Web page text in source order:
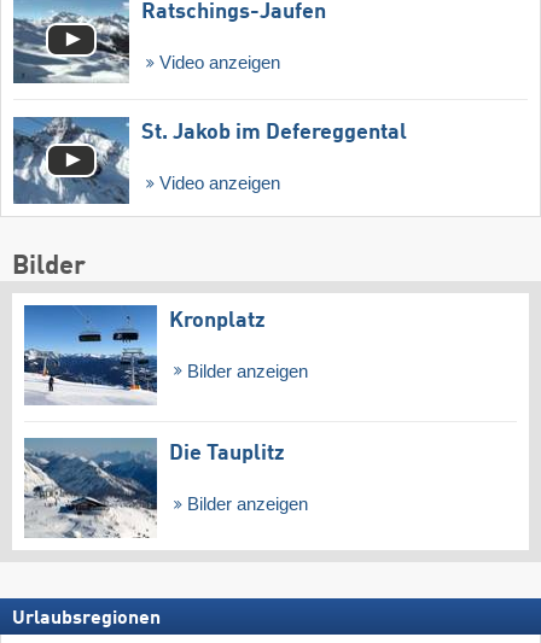
Ratschings-Jaufen
Video anzeigen
St. Jakob im Defereggental
Video anzeigen
Bilder
Kronplatz
Bilder anzeigen
Die Tauplitz
Bilder anzeigen
Urlaubsregionen